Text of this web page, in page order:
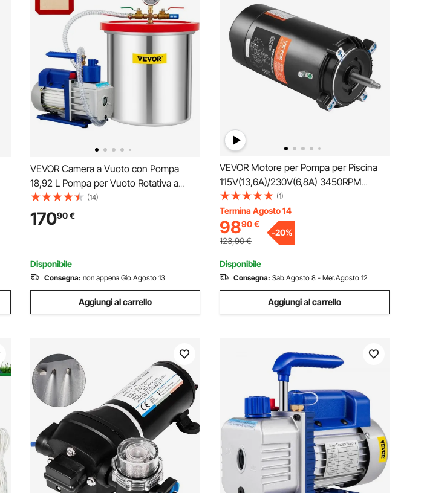
VEVOR Camera a Vuoto con Pompa
18,92 L Pompa per Vuoto Rotativa a
Palette Monostadio 142 L/min Set di
Utensili Pneumatici HVAC 110 V per
Stabilizzare Legno, Siliconi Degasanti,
(14)
17090€
Disponibile
Consegna: non appena Gio.Agosto 13
Aggiungi al carrello
VEVOR Motore per Pompa per Piscina
115V(13,6A)/230V(6,8A) 3450RPM
Fattore di Lavoro 1,3, Condensatore
90μF/Flangia 250V Motore di Ricambio
Rotondo Rotante in Senso Antiorario per
Piscine
(1)
Termina Agosto 14
9890€
123,90€
-20%
Disponibile
Consegna: Sab.Agosto 8 - Mer.Agosto 12
Aggiungi al carrello